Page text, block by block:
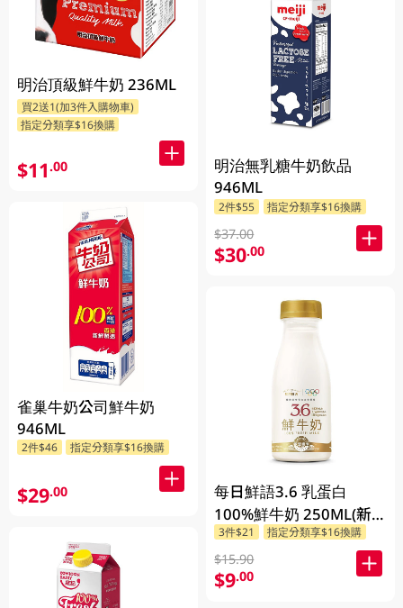
明治頂級鮮牛奶 236ML
買2送1(加3件入購物車)
指定分類享$16換購
$11.00
雀巢牛奶公司鮮牛奶
946ML
2件$46 指定分類享$16換購
$29.00
明治無乳糖牛奶飲品
946ML
2件$55 指定分類享$16換購
$37.00
$30.00
每日鮮語3.6 乳蛋白
100%鮮牛奶 250ML(新
舊包裝隨機發貨)
3件$21 指定分類享$16換購
$15.90
$9.00